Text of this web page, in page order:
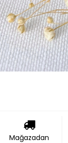
Mağazadan